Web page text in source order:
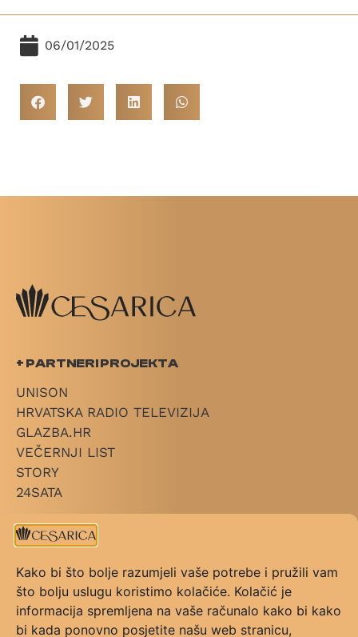
Kako bi što bolje razumjeli vaše potrebe i pružili vam
što bolju uslugu koristimo kolačiće. Kolačić je
informacija spremljena na vaše računalo kako bi kako
bi kada ponovno posjetite našu web stranicu,
06/01/2025
+ PARTNERI PROJEKTA
UNISON
HRVATSKA RADIO TELEVIZIJA
GLAZBA.HR
VEČERNJI LIST
STORY
24SATA
+ LINKOVI
KATEGORIJE
PRAVILNIK NAGRADE
PRAVILNIK GLASOVANJA
KONTAKT